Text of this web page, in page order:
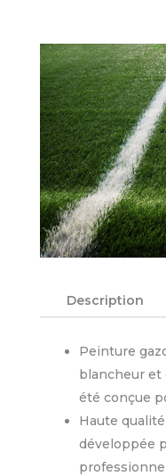
Description
Peinture
blancheur et
été conçue
Haute
développée